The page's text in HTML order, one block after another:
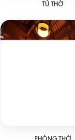
TỦ THỜ